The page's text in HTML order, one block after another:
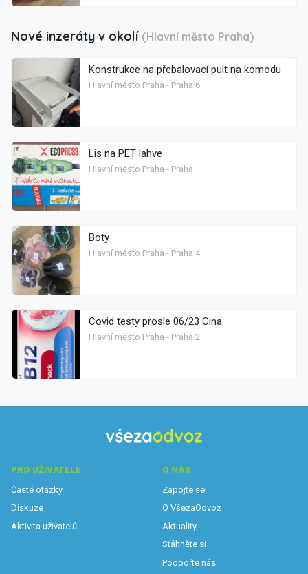
Nové inzeráty v okolí (Hlavní město Praha)
Konstrukce na přebalovací pult na komodu
Hlavní město Praha - Praha 6
Lis na PET lahve
Hlavní město Praha - Praha
Boty
Hlavní město Praha - Praha 4
Covid testy prosle 06/23 Cina
Hlavní město Praha - Praha 2
PRO UŽIVATELE
Časté otázky
Diskuze
Aktivita uživatelů
O NÁS
Zapojte se!
O VšezaOdvoz
Aktuality
Stáhněte si
Podpořte nás